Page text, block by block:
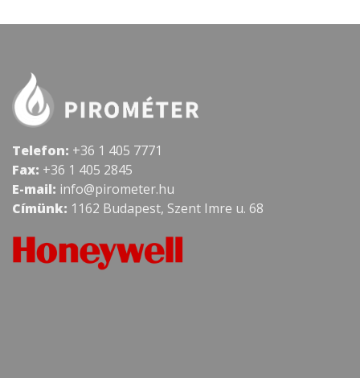
Telefon: +36 1 405 7771
Fax: +36 1 405 2845
E-mail: info@pirometer.hu
Címünk: 1162 Budapest, Szent Imre u. 68